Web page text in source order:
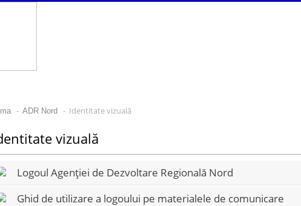
- ADR Nord - Identitate vizuală
vizuală
Logoul Agenției de Dezvoltare Regională Nord
Ghid de utilizare a logoului pe materialele de comunicare